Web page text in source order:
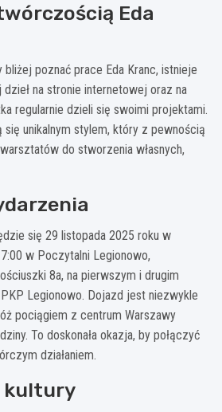
Eda
poznać prace Eda Kranc, istnieje
na stronie internetowej oraz na
regularnie dzieli się swoimi projektami.
unikalnym stylem, który z pewnością
do stworzenia własnych,
się 29 listopada 2025 roku w
w Poczytalni Legionowo,
8a, na pierwszym i drugim
Legionowo. Dojazd jest niezwykle
pociągiem z centrum Warszawy
To doskonała okazja, by połączyć
działaniem.
kultury